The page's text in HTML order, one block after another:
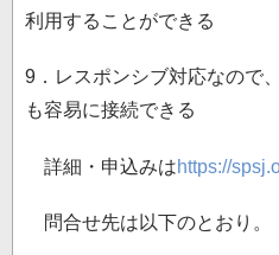
利用することができる
9．レスポンシブ対応なので
も容易に接続できる
詳細・申込みはhttps://
問合せ先は以下のとおり。